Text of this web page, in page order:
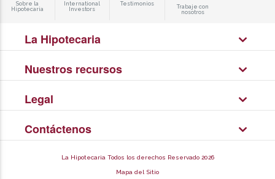
Sobre la
Hipotecaria
International
Investors
Testimonios
Trabaje con
nosotros
La Hipotecaria
Nuestros recursos
Legal
Contáctenos
La Hipotecaria Todos los derechos Reservado 2026
Mapa del Sitio